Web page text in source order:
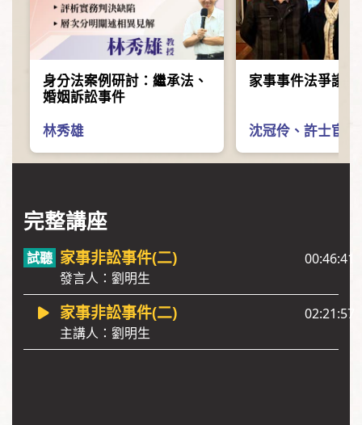
身分法案例研討：繼承法、
婚姻訴訟事件
林秀雄
家事事件法爭議
沈冠伶 、 許士宦
完整講座
家事非訟事件(二)
發言人：劉明生
00:46:41
家事非訟事件(二)
主講人：劉明生
02:21:57